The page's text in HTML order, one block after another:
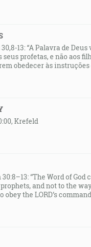
13: “A Palavra de Deus
seus profetas, e não aos
obedecer às instruções
Krefeld
“The Word of God
and not to the
obey the LORD’s